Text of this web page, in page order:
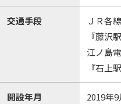
交通手段
ＪＲ各
『藤沢
江ノ島
『石上
開設年月 2019年9